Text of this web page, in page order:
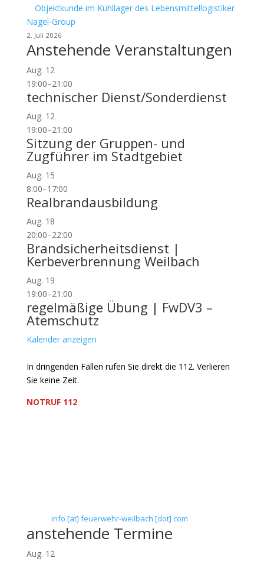
Objektkunde im Kühllager des Lebensmittellogistiker
Nagel-Group
2. Juli 2026
Anstehende Veranstaltungen
Aug. 12
19:00–21:00
technischer Dienst/Sonderdienst
Aug. 12
19:00–21:00
Sitzung der Gruppen- und
Zugführer im Stadtgebiet
Aug. 15
8:00–17:00
Realbrandausbildung
Aug. 18
20:00–22:00
Brandsicherheitsdienst |
Kerbeverbrennung Weilbach
Aug. 19
19:00–21:00
regelmäßige Übung | FwDV3 –
Atemschutz
Kalender anzeigen
In dringenden Fällen rufen Sie direkt die 112. Verlieren
Sie keine Zeit.
NOTRUF 112
info [at] feuerwehr-weilbach [dot] com
anstehende Termine
Aug. 12